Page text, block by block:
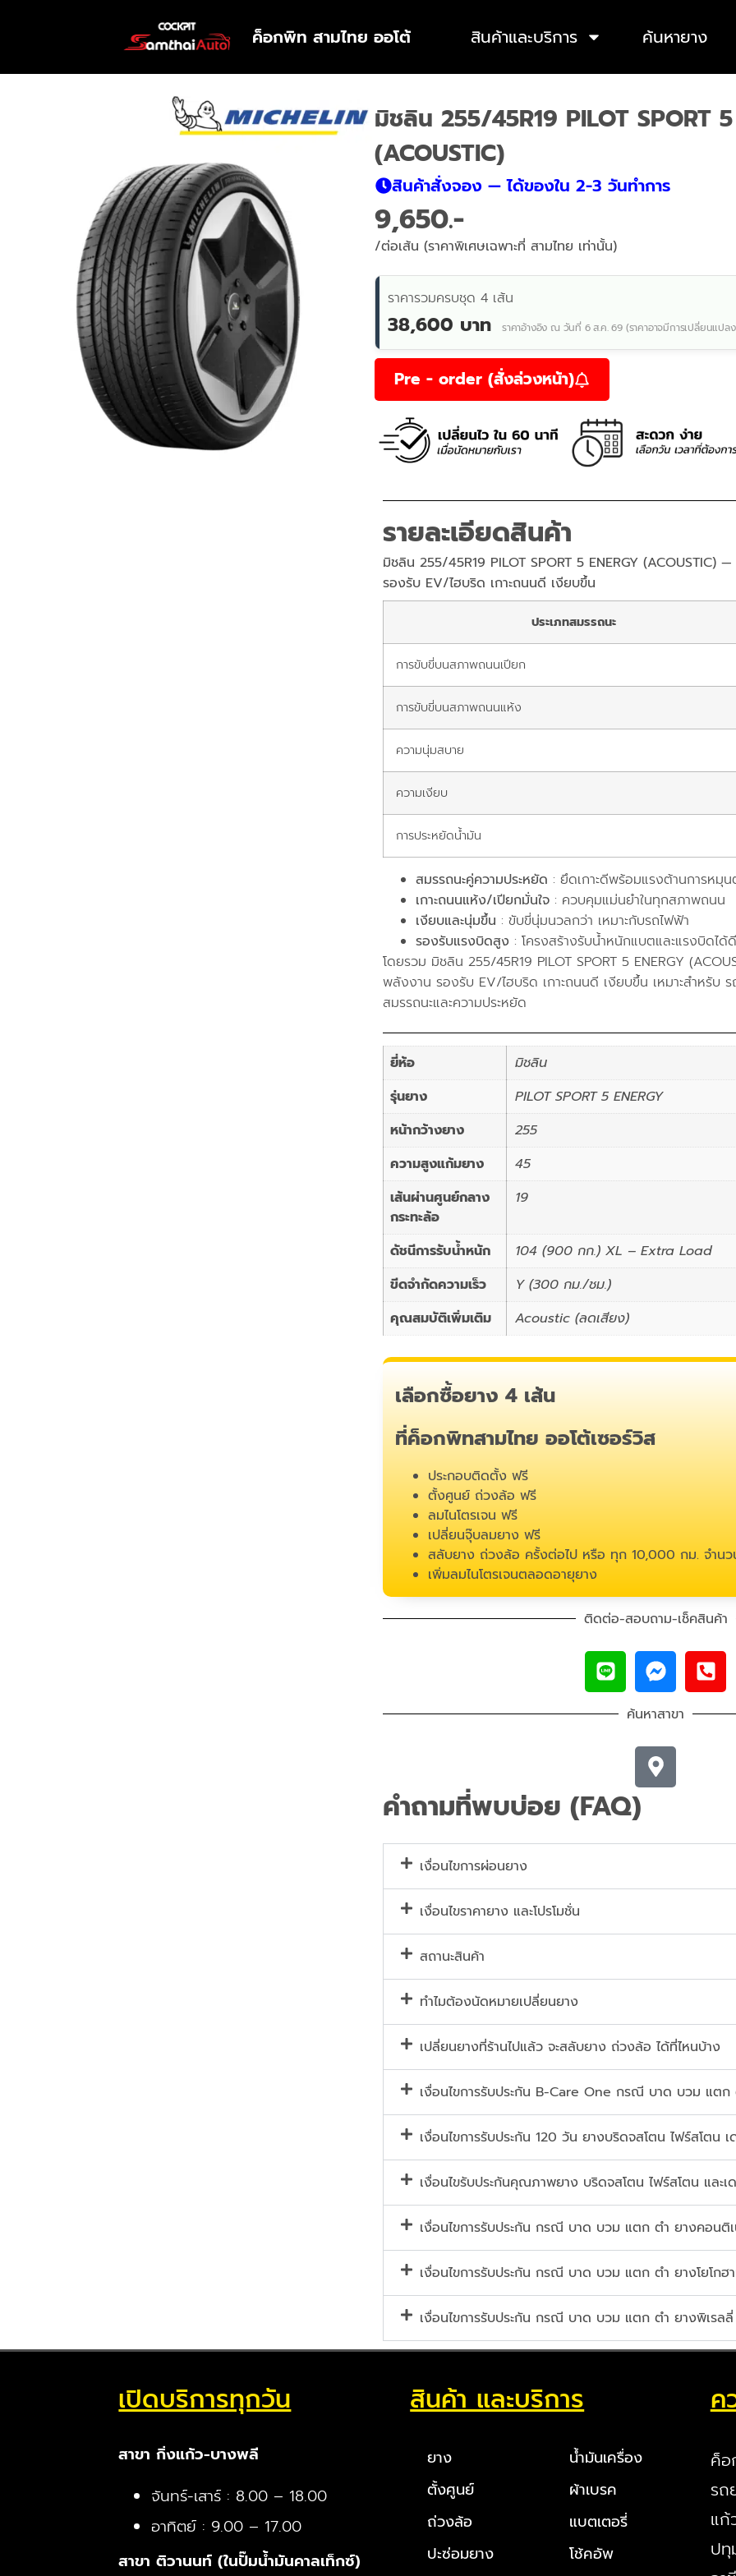
ค็อกพิท สามไทย ออโต้ สินค้าและบริการ ค้นหายาง
มิชลิน 255/45R19 PILOT SPORT 5
(ACOUSTIC)
สินค้าสั่งจอง — ได้ของใน 2-3 วันทำการ
9,650
/ต่อเส้น (ราคาพิเศษเฉพาะที่ สามไทย เท่านั้น)
ราคารวมครบชุด 4 เส้น
38,600 บาท ราคาอ้างอิง ณ วันที่ 6 ส.ค. 69 (ราคาอาจมีการเปลี่ยนแปล
Pre - order (สั่งล่วงหน้า)
รายละเอียดสินค้า
มิชลิน 255/45R19 PILOT SPORT 5 ENERGY (ACOUSTIC)
รองรับ EV/ไฮบริด เกาะถนนดี เงียบขึ้น
ประเภทสมรรถนะ
การขับขี่บนสภาพถนนเปียก
การขับขี่บนสภาพถนนแห้ง
ความนุ่มสบาย
ความเงียบ
การประหยัดน้ำมัน
สมรรถนะคู่ความประหยัด : ยึดเกาะดีพร้อมแรงต้านการหมุน
เกาะถนนแห้ง/เปียกมั่นใจ : ควบคุมแม่นยำในทุกสภาพถนน
เงียบและนุ่มขึ้น : ขับขี่นุ่มนวลกว่า เหมาะกับรถไฟฟ้า
รองรับแรงบิดสูง : โครงสร้างรับน้ำหนักแบตและแรงบิดได้ดี
โดยรวม มิชลิน 255/45R19 PILOT SPORT 5 ENERGY
พลังงาน รองรับ EV/ไฮบริด เกาะถนนดี เงียบขึ้น เหมาะสำหรับ
สมรรถนะและความประหยัด
ยี่ห้อ
มิชลิน
รุ่นยาง
PILOT SPORT 5 ENERGY
หน้ากว้างยาง
255
ความสูงแก้มยาง
45
เส้นผ่านศูนย์กลาง
กระทะล้อ
19
ดัชนีการรับน้ำหนัก
104 (900 กก.) XL – Extra Load
ขีดจำกัดความเร็ว
Y (300 กม./ชม.)
คุณสมบัติเพิ่มเติม
Acoustic (ลดเสียง)
เลือกซื้อยาง 4 เส้น
ที่ค็อกพิทสามไทย ออโต้เซอร์วิส
ประกอบติดตั้ง ฟรี
ตั้งศูนย์ ถ่วงล้อ ฟรี
ลมไนโตรเจน ฟรี
เปลี่ยนจุ๊บลมยาง ฟรี
สลับยาง ถ่วงล้อ ครั้งต่อไป หรือ ทุก 10,000 กม. จำน
เพิ่มลมไนโตรเจนตลอดอายุยาง
ติดต่อ-สอบถาม-เช็คสินค้า
ค้นหาสาขา
คำถามที่พบบ่อย (FAQ)
เงื่อนไขการผ่อนยาง
เงื่อนไขราคายาง และโปรโมชั่น
สถานะสินค้า
ทำไมต้องนัดหมายเปลี่ยนยาง
เปลี่ยนยางที่ร้านไปแล้ว จะสลับยาง ถ่วงล้อ ได้ที่ไหนบ้าง
เงื่อนไขการรับประกัน B-Care One กรณี บาด บวม แตก
เงื่อนไขการรับประกัน 120 วัน ยางบริดจสโตน ไฟร์สโตน
เงื่อนไขรับประกันคุณภาพยาง บริดจสโตน ไฟร์สโตน และเ
เงื่อนไขการรับประกัน กรณี บาด บวม แตก ตำ ยางคอนติ
เงื่อนไขการรับประกัน กรณี บาด บวม แตก ตำ ยางโยโกฮ
เงื่อนไขการรับประกัน กรณี บาด บวม แตก ตำ ยางพิเรลลี่
เปิดบริการทุกวัน
สาขา กิ่งแก้ว-บางพลี
จันทร์-เสาร์ : 8.00 – 18.00
อาทิตย์ : 9.00 – 17.00
สาขา ติวานนท์ (ในปั๊มน้ำมันคาลเท็กซ์)
สินค้า และบริการ
ยาง
ตั้งศูนย์
ถ่วงล้อ
ปะซ่อมยาง
น้ำมันเครื่อง
ผ้าเบรค
แบตเตอรี่
โช้คอัพ
ค
ค็อ
รถ
แก้
ปทุ